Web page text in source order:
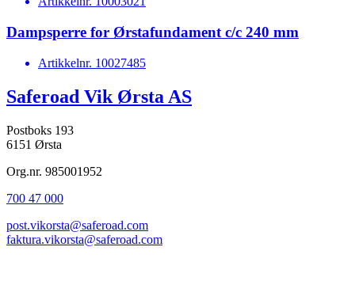
Dampsperre for Ørstafundament c/c 240 mm
Artikkelnr. 10027485
Saferoad Vik Ørsta AS
Postboks 193
6151 Ørsta
Org.nr. 985001952
700 47 000
post.vikorsta@saferoad.com
faktura.vikorsta@saferoad.com